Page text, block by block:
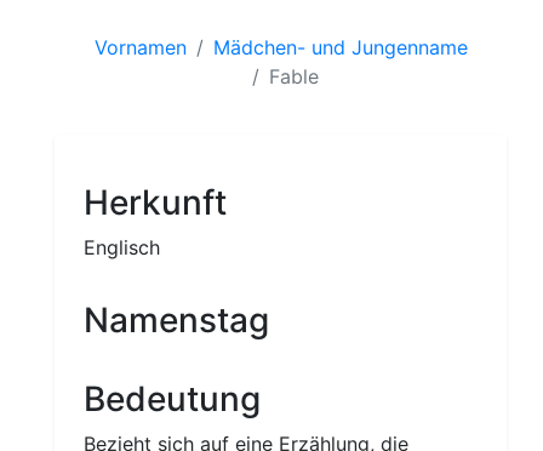
Vornamen
Mädchen- und Jungenname
Fable
Herkunft
Englisch
Namenstag
Bedeutung
Bezieht sich auf eine Erzählung, die